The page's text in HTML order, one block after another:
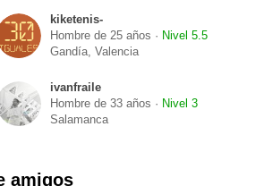
kiketenis-
Hombre de 25 años · Nivel 5.5
Gandía, Valencia
ivanfraile
Hombre de 33 años · Nivel 3
Salamanca
amigos